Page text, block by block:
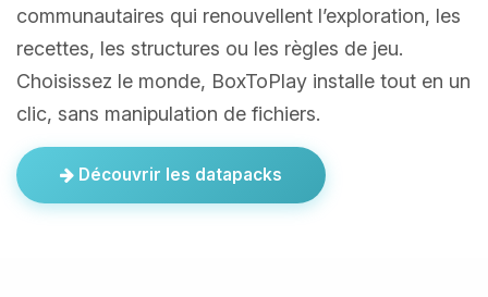
communautaires qui renouvellent l’exploration, les
recettes, les structures ou les règles de jeu.
Choisissez le monde, BoxToPlay installe tout en un
clic, sans manipulation de fichiers.
Découvrir les datapacks